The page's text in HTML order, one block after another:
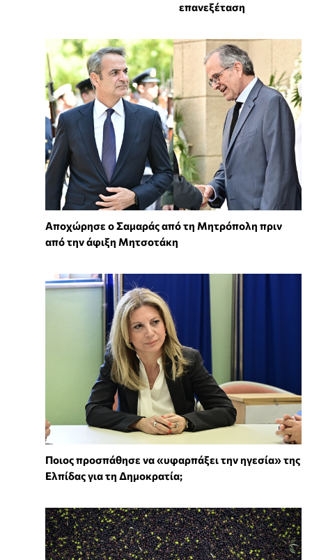
επανεξέταση
Αποχώρησε ο Σαμαράς από τη Μητρόπολη πριν
από την άφιξη Μητσοτάκη
Ποιος προσπάθησε να «υφαρπάξει την ηγεσία» της
Ελπίδας για τη Δημοκρατία;